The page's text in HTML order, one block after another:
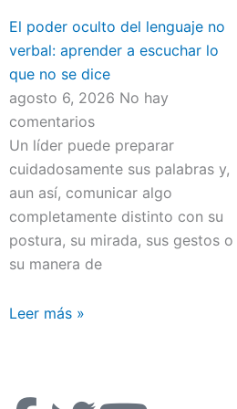
El poder oculto del lenguaje no
verbal: aprender a escuchar lo
que no se dice
agosto 6, 2026 No hay
comentarios
Un líder puede preparar
cuidadosamente sus palabras y,
aun así, comunicar algo
completamente distinto con su
postura, su mirada, sus gestos o
su manera de
Leer más »